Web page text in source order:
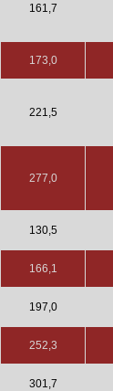
161,7
173,0
221,5
277,0
130,5
166,1
197,0
252,3
301,7